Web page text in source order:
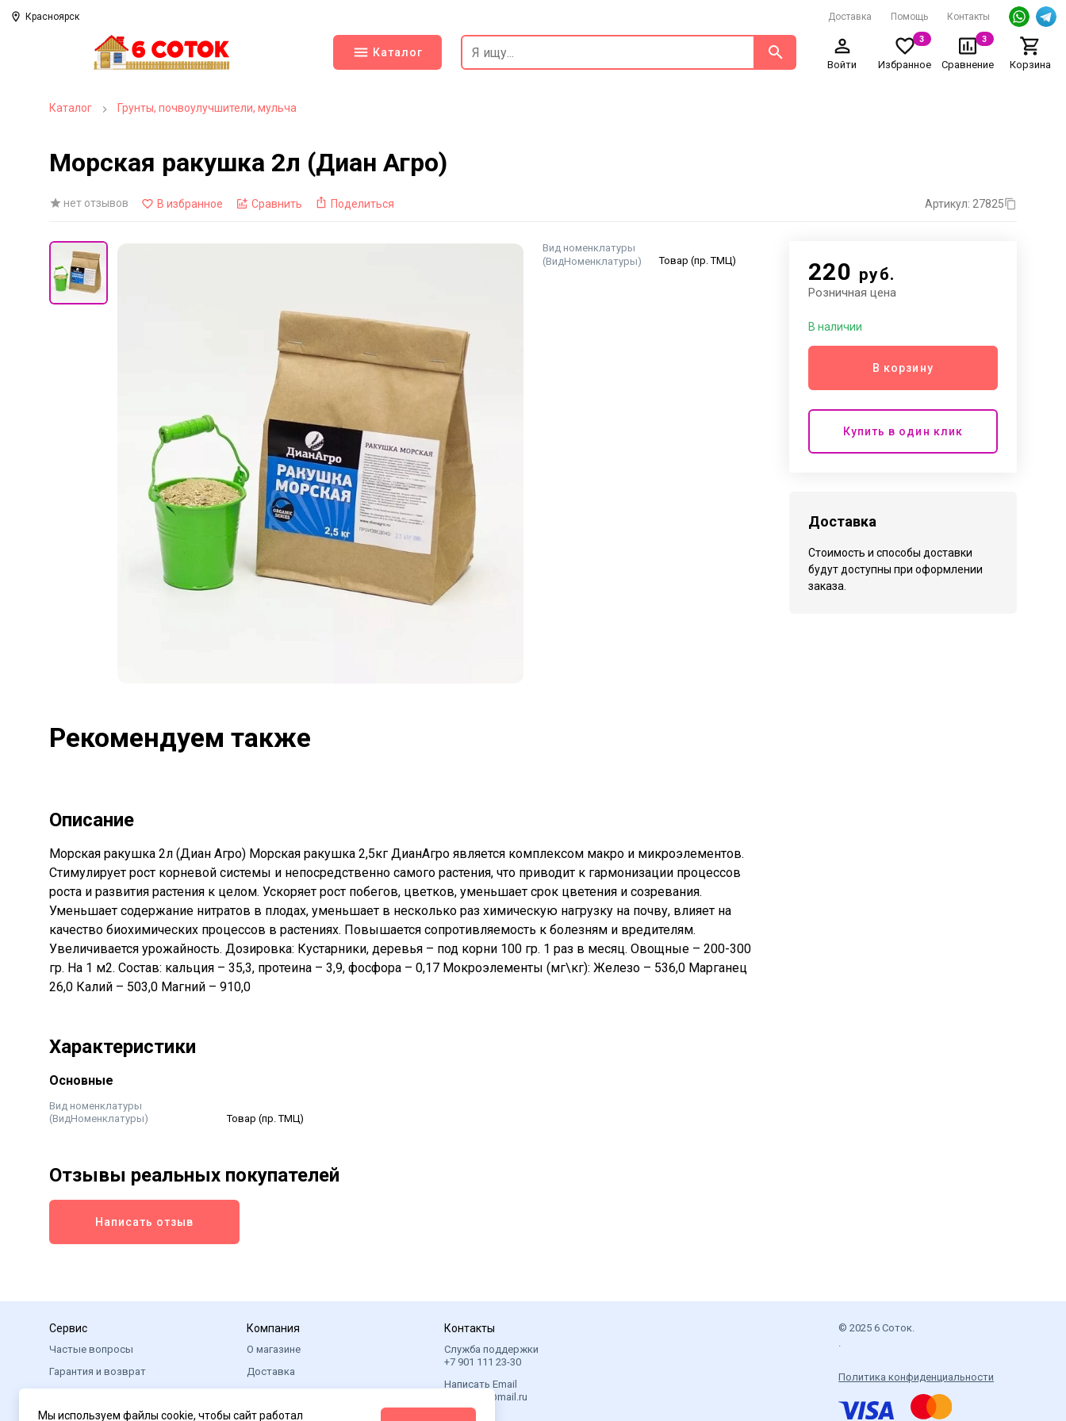
Красноярск Доставка Помощь Контакты
Каталог
Войти Избранное
3
Сравнение
3
Корзина
Каталог Грунты, почвоулучшители, мульча
Морская ракушка 2л (Диан Агро)
нет отзывов В избранное Сравнить Поделиться Артикул: 27825
Вид номенклатуры
(ВидНоменклатуры)
Товар (пр. ТМЦ) 220 руб.
Розничная цена
В наличии
В корзину
Купить в один клик
Доставка
Стоимость и способы доставки
будут доступны при оформлении
заказа.
Рекомендуем также
Описание
Морская ракушка 2л (Диан Агро) Морская ракушка 2,5кг ДианАгро является комплексом макро и микроэлементов.
Стимулирует рост корневой системы и непосредственно самого растения, что приводит к гармонизации процессов
роста и развития растения к целом. Ускоряет рост побегов, цветков, уменьшает срок цветения и созревания.
Уменьшает содержание нитратов в плодах, уменьшает в несколько раз химическую нагрузку на почву, влияет на
качество биохимических процессов в растениях. Повышается сопротивляемость к болезням и вредителям.
Увеличивается урожайность. Дозировка: Кустарники, деревья – под корни 100 гр. 1 раз в месяц. Овощные – 200-300
гр. На 1 м2. Состав: кальция – 35,3, протеина – 3,9, фосфора – 0,17 Мокроэлементы (мг\кг): Железо – 536,0 Марганец
26,0 Калий – 503,0 Магний – 910,0
Характеристики
Основные
Вид номенклатуры
(ВидНоменклатуры)
Товар (пр. ТМЦ)
Отзывы реальных покупателей
Написать отзыв
Сервис
Частые вопросы
Гарантия и возврат
Компания
О магазине
Доставка
Реквизиты
Контакты
Служба поддержки
+7 901 111 23-30
Написать Email
6sotok24@mail.ru
© 2025 6 Соток.
.
Политика конфиденциальности
Мы используем файлы cookie, чтобы сайт работал